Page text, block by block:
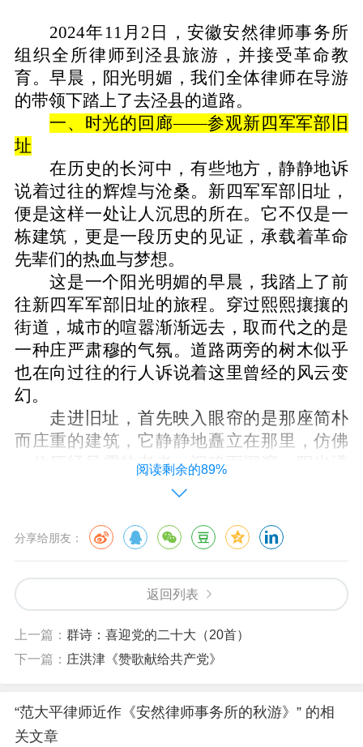
2024年11月2日，安徽安然律师事务所
组织全所律师到泾县旅游，并接受革命教
育。早晨，阳光明媚，我们全体律师在导游
的带领下踏上了去泾县的道路。
一、 时光的回廊——参观新四军军部旧
址
在历史的长河中，有些地方，静静地诉
说着过往的辉煌与沧桑。新四军军部旧址，
便是这样一处让人沉思的所在。它不仅是一
栋建筑，更是一段历史的见证，承载着革命
先辈们的热血与梦想。
这是一个阳光明媚的早晨，我踏上了前
往新四军军部旧址的旅程。穿过熙熙攘攘的
街道，城市的喧嚣渐渐远去，取而代之的是
一种庄严肃穆的气氛。道路两旁的树木似乎
也在向过往的行人诉说着这里曾经的风云变
幻。
走进旧址，首先映入眼帘的是那座简朴
而庄重的建筑，它静静地矗立在那里，仿佛
一位历经风霜的老者，沉稳而深邃。阳光透
过树叶的缝隙，洒在斑驳的墙面上，仿佛是
我缓缓步入展厅，每一件展品都像是一
扇窗，透过它们，我看到了那个战火纷飞的
年代。墙上挂着的照片，无声地讲述着新四
军的英勇事迹；陈列的武器和装备，虽然锈
力量。这些物品，不仅是战争的遗物，更是
历史的见证，它们见证了新四军的诞生、成
在旧址的一角，我看到了一间模拟的指
挥室，简陋的桌椅、昏黄的灯光、墙上的地
阅读剩余的89%
分享给朋友：
返回列表
上一篇： 群诗：喜迎党的二十大（20首）
下一篇： 庄洪津《赞歌献给共产党》
“范大平律师近作《安然律师事务所的秋游》” 的相
关文章